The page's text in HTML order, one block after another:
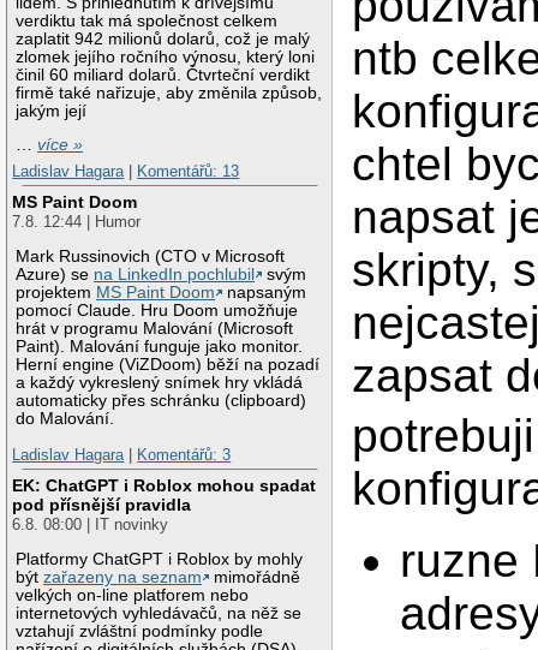
verdiktu tak má společnost celkem
zaplatit 942 milionů dolarů, což je malý
zlomek jejího ročního výnosu, který loni
činil 60 miliard dolarů. Čtvrteční verdikt
firmě také nařizuje, aby změnila způsob,
jakým její
…více »
Ladislav Hagara
Komentářů: 13
MS Paint Doom
7.8. 12:44 | Humor
Mark Russinovich (CTO v Microsoft
Azure) se na LinkedIn pochlubil
svým
projektem MS Paint Doom
napsaným
pomocí Claude. Hru Doom umožňuje
hrát v programu Malování (Microsoft
Paint). Malování funguje jako monitor.
Herní engine (ViZDoom) běží na pozadí
a každý vykreslený snímek hry vkládá
automaticky přes schránku (clipboard)
do Malování.
Ladislav Hagara
Komentářů: 3
EK: ChatGPT i Roblox mohou spadat
pod přísnější pravidla
6.8. 08:00 | IT novinky
Platformy ChatGPT i Roblox by mohly
býtzařazeny na seznam
mimořádně
velkých on-line platforem nebo
internetových vyhledávačů, na něž se
vztahují zvláštní podmínky podle
ntb
chtel
napsat
skripty,
zapsat
ruzne